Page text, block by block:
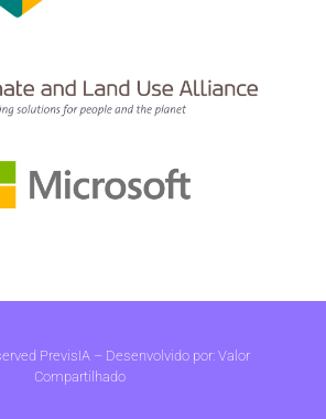
PrevisIA – Desenvolvido por: Valor
Compartilhado